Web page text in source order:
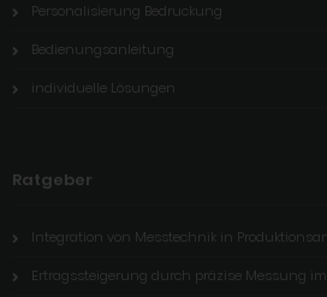
Personalisierung Bedruckung
Bedienungsanleitung
individuelle Lösungen
Ratgeber
Integration von Messtechnik in
Ertragssteigerung durch präzise Messung im